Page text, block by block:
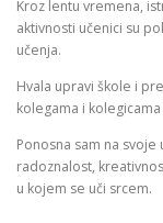
Kroz lentu vremena,
aktivnosti učenici su
učenja.
Hvala upravi škole i
kolegama i
Ponosna sam na
radoznalost,
u kojem se uči srcem.